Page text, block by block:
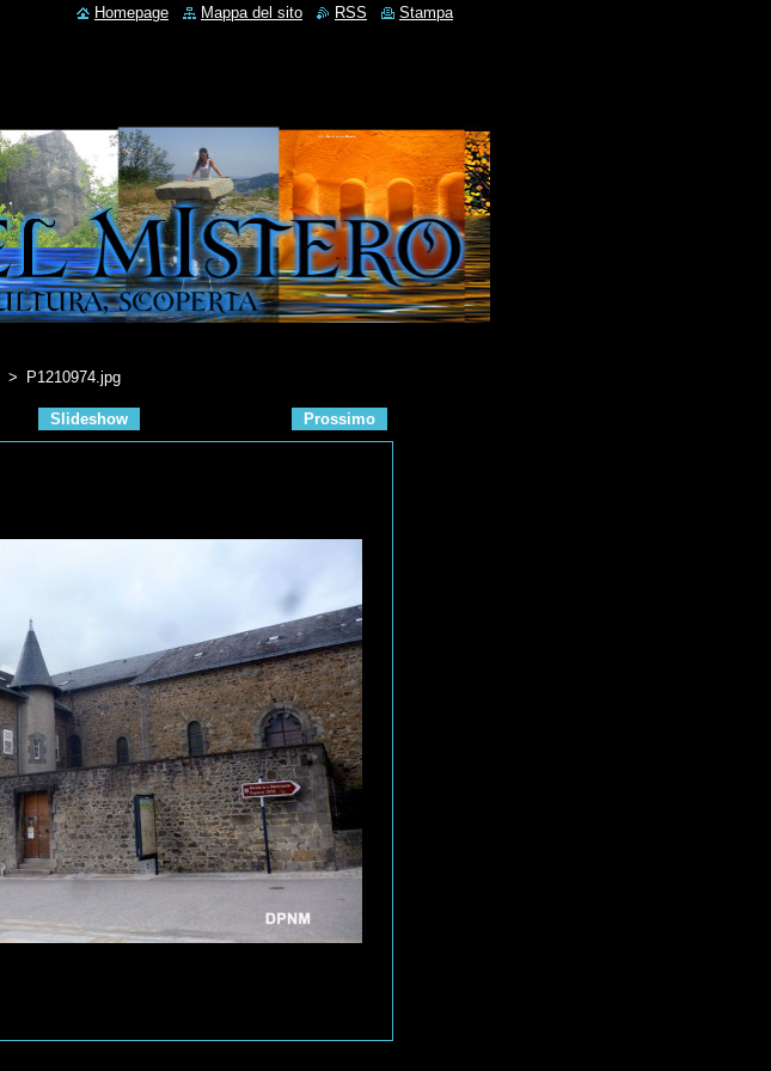
> P1210974.jpg
Slideshow Prossimo
Homepage Mappa del sito RSS Stampa